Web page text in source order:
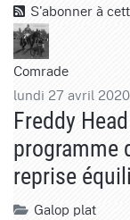
S'abonner à
Comrade
lundi 27 avril 2020
Freddy
programme
reprise
Galop plat